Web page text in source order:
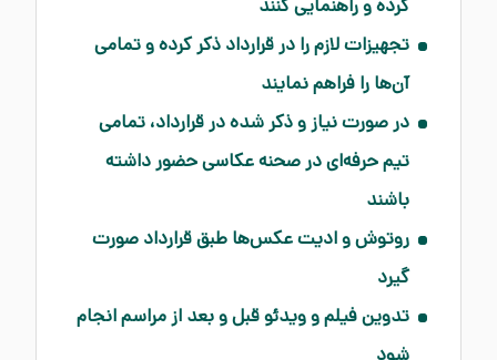
کرده و راهنمایی کنند
تجهیزات لازم را در قرارداد ذکر کرده و تمامی
آن‌ها را فراهم نمایند
در صورت نیاز و ذکر شده در قرارداد، تمامی
تیم حرفه‌ای در صحنه عکاسی حضور داشته
باشند
روتوش و ادیت عکس‌ها طبق قرارداد صورت
گیرد
تدوین فیلم و ویدئو قبل و بعد از مراسم انجام
شود